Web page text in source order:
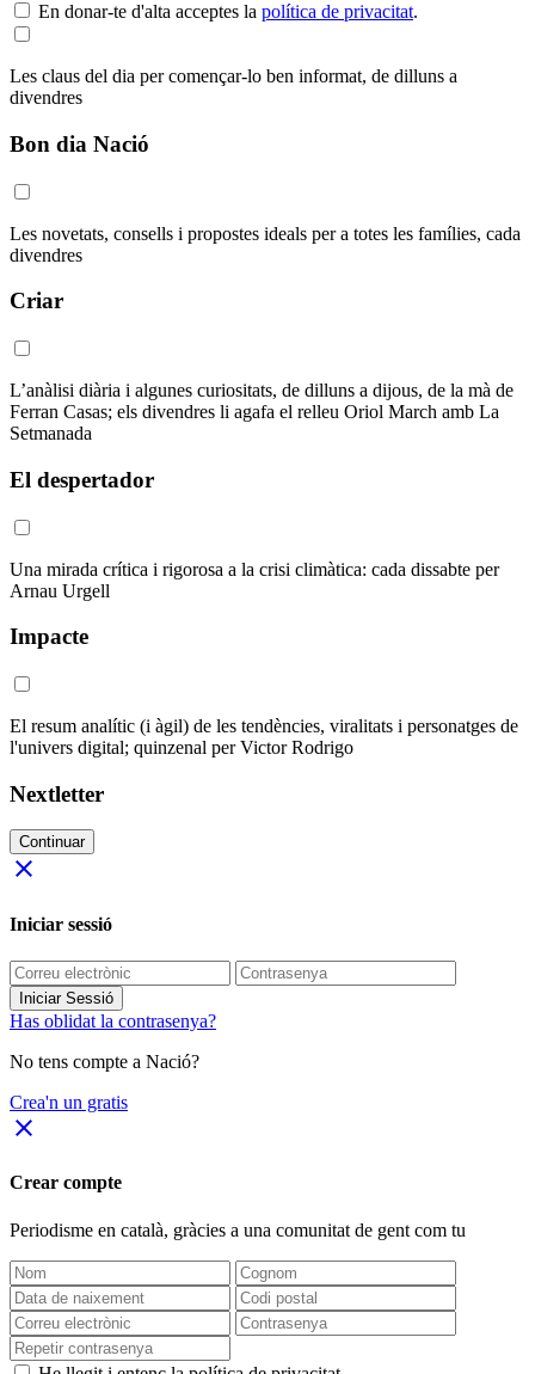
En donar-te d'alta acceptes la política de privacitat.
Les claus del dia per començar-lo ben informat, de dilluns a
divendres
Bon dia Nació
Les novetats, consells i propostes ideals per a totes les famílies, cada
divendres
Criar
L’anàlisi diària i algunes curiositats, de dilluns a dijous, de la mà de
Ferran Casas; els divendres li agafa el relleu Oriol March amb La
Setmanada
El despertador
Una mirada crítica i rigorosa a la crisi climàtica: cada dissabte per
Arnau Urgell
Impacte
El resum analític (i àgil) de les tendències, viralitats i personatges de
l'univers digital; quinzenal per Victor Rodrigo
Nextletter
Continuar
close
Iniciar sessió
Iniciar Sessió
Has oblidat la contrasenya?
No tens compte a Nació?
Crea'n un gratis
close
Crear compte
Periodisme en català, gràcies a una comunitat de gent com tu